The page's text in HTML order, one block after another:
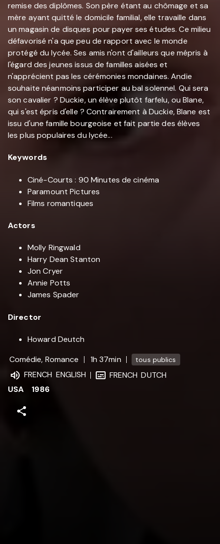
remise des diplômes. Son père étant au chômage et sa
mère ayant quitté le domicile familial, elle travaille dans
un magasin de disques pour payer ses études. Ce milieu
défavorisé n'a que peu de rapport avec le monde
protégé du lycée. Ses amis n'ont d'ailleurs que mépris à
l'égard des jeunes issus de familles aisées et
n'apprécient pas les cérémonies mondaines. Andie
souhaite néanmoins participer au bal solennel. Qui sera
son cavalier ? Duckie, un élève plutôt farfelu, ou Blane,
qui s'est épris d'elle ? Contrairement à Duckie, Blane est
issu d'une famille bourgeoise et fait partie des élèves
les plus populaires du lycée...
Keywords
Ciné-Courts : 90 Minutes de cinéma
Paramount Pictures
Films romantiques
Actors
Molly Ringwald
Harry Dean Stanton
Jon Cryer
Annie Potts
James Spader
Director
Howard Deutch
Comédie, Romance
1h 37min tous publics
FRENCH ENGLISH FRENCH DUTCH
USA
1986